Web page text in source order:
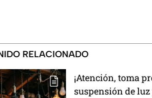
RELACIONADO
¡Atención, toma
suspensión de